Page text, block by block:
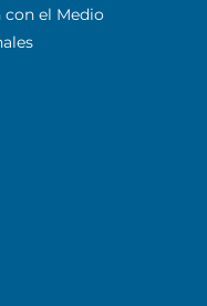
con el Medio